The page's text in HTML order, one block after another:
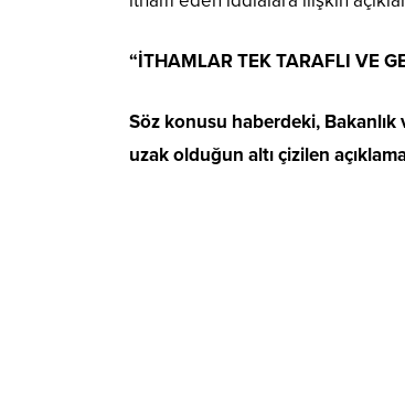
“İTHAMLAR TEK TARAFLI VE
Söz konusu haberdeki,
uzak olduğun altı çizilen